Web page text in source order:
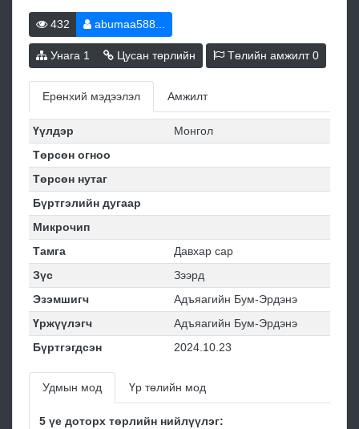
432 abumaa588...
Унага 1 Цусан төрлийн Төлийн амжилт0
Ерөнхий мэдээлэл Амжилт
Үүлдэр
Монгол
Төрсөн огноо
Төрсөн нутаг
Бүртгэлийн дугаар
Микрочип
Тамга
Давхар сар
Зүс
Зээрд
Эзэмшигч
Адъяагийн Бум-Эрдэнэ
Үржүүлэгч
Адъяагийн Бум-Эрдэнэ
Бүртгэгдсэн
2024.10.23
Удмын мод Үр төлийн мод
5 үе доторх төрлийн нийлүүлэг: